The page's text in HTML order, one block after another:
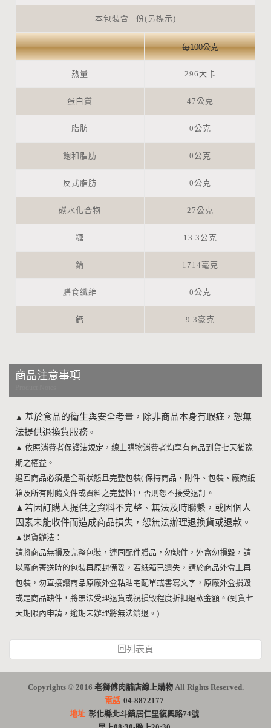
本包裝含 份(另標示)
每100公克
熱量 296大卡
蛋白質 47公克
脂肪 0公克
飽和脂肪 0公克
反式脂肪 0公克
碳水化合物 27公克
糖 13.3公克
鈉 1714毫克
膳食纖維 0公克
鈣 9.3豪克
商品注意事項
▲ 基於食品的衛生與安全考量，除非商品本身有瑕疵，恕無
法提供退換貨服務 。
▲ 依照消費者保護法規定，線上購物消費者均享有商品到貨七天猶豫
期之權益。
退回商品必須是全新狀態且完整包裝( 保持商品、附件、包裝、廠商紙
箱及所有附隨文件或資料之完整性) ，否則恕不接受退訂。
▲ 若因訂購人提供之資料不完整、無法及時聯繫，或因個人
因素未能收件而造成商品損失，恕無法辦理退換貨或退款。
▲ 退貨辦法：
請將商品無損及完整包裝，連同配件贈品，勿缺件，外盒勿損毀，請
以廠商寄送時的包裝再原封備妥，若紙箱已遺失，請於商品外盒上再
包裝，勿直接讓商品原廠外盒粘貼宅配單或書寫文字，原廠外盒損毀
或是商品缺件，將無法受理退貨或視損毀程度折扣退款金額。 (到貨七
天期限內申請，逾期未辦理將無法銷退。 )
回列表頁
Copyrights © 2016 老獅傅肉脯店線上購物All Rights Reserved.
電話 04-8872177
地址 彰化縣北斗鎮居仁里復興路74號